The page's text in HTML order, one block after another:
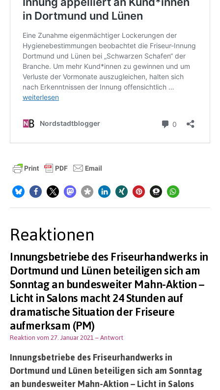
Reaktionen
Innungsbetriebe des Friseurhandwerks in
Dortmund und Lünen beteiligen sich am
Sonntag an bundesweiter Mahn-Aktion –
Licht in Salons macht 24 Stunden auf
dramatische Situation der Friseure
aufmerksam (PM)
Reaktion vom 27. Januar 2021 – Antwort
Innungsbetriebe des Friseurhandwerks in
Dortmund und Lünen beteiligen sich am Sonntag
an bundesweiter Mahn-Aktion – Licht in Salons